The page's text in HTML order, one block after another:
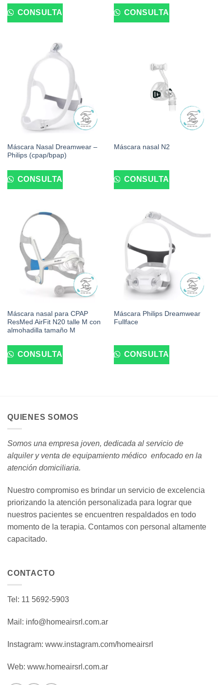
CONSULTA CONSULTA
Máscara Nasal Dreamwear –
Philips (cpap/bpap)
CONSULTA
Máscara nasal N2
CONSULTA
Máscara nasal para CPAP
ResMed AirFit N20 talle M con
almohadilla tamaño M
CONSULTA
Máscara Philips Dreamwear
Fullface
CONSULTA
QUIENES SOMOS
Somos una empresa joven, dedicada al servicio de
alquiler y venta de equipamiento médico enfocado en la
atención domiciliaria.
Nuestro compromiso es brindar un servicio de excelencia
priorizando la atención personalizada para lograr que
nuestros pacientes se encuentren respaldados en todo
momento de la terapia. Contamos con personal altamente
capacitado.
CONTACTO
Tel: 11 5692-5903
Mail: info@homeairsrl.com.ar
Instagram: www.instagram.com/homeairsrl
Web: www.homeairsrl.com.ar